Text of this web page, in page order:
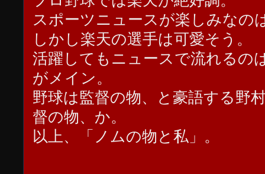
スポーツニュースが楽しみなの
しかし楽天の選手は可愛そう。
活躍してもニュースで流れるの
がメイン。
野球は監督の物、と豪語する野
督の物、か。
以上、「ノムの物と私」。